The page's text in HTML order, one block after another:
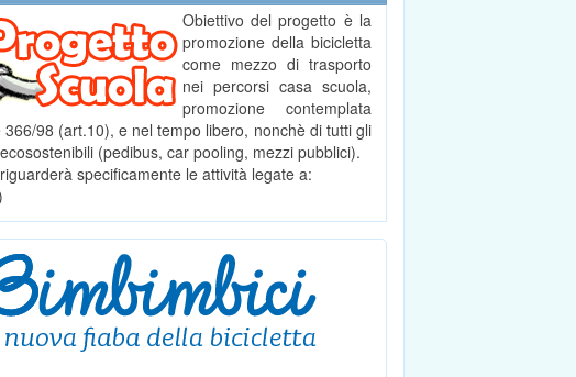
Obiettivo del progetto è la
promozione della bicicletta
come mezzo di trasporto
nei percorsi casa scuola,
promozione contemplata
366/98 (art.10), e nel tempo libero, nonchè di tutti gli
(pedibus, car pooling, mezzi pubblici).
specificamente le attività legate a: